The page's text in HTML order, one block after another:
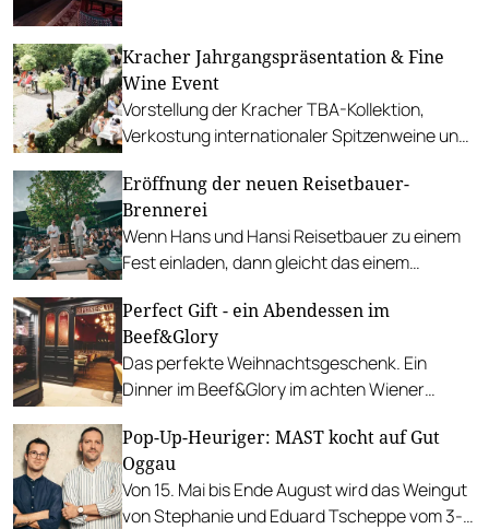
Kracher Jahrgangspräsentation & Fine
Wine Event
Vorstellung der Kracher TBA-Kollektion,
Verkostung internationaler Spitzenweine und
Eröffnung der neuen Reisetbauer-
Brennerei
Wenn Hans und Hansi Reisetbauer zu einem
Fest einladen, dann gleicht das einem
Winzer des Landes.
Perfect Gift - ein Abendessen im
Beef&Glory
Das perfekte Weihnachtsgeschenk. Ein
Dinner im Beef&Glory im achten Wiener
Freunde.
Pop-Up-Heuriger: MAST kocht auf Gut
Oggau
Von 15. Mai bis Ende August wird das Weingut
von Stephanie und Eduard Tscheppe vom 3-